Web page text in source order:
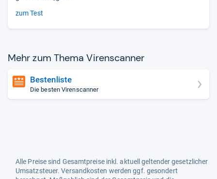
zum Test
Mehr zum Thema Virens­can­ner
Bestenliste
Die besten Virenscanner
Alle Preise sind Gesamtpreise inkl. aktuell geltender gesetzlicher
Umsatzsteuer. Versandkosten werden ggf. gesondert